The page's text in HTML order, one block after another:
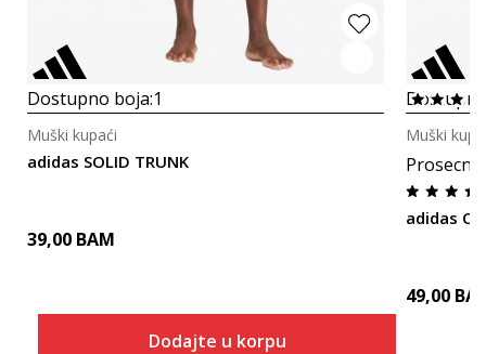
Dostupno boja:1
adidas SOLID TRUNK
Muški kupaći
39,00 BAM
Dodajte u korpu
adidas
Muški
49,00